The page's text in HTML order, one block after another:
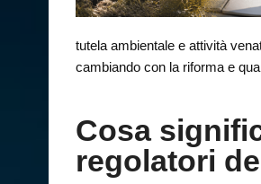
tutela ambientale e attività
cambiando con la riforma e
Cosa
regolatori